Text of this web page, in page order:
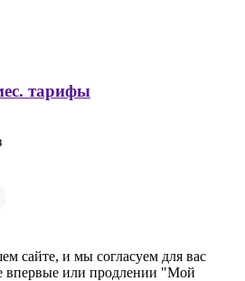
тарифы
сайте, и мы согласуем для вас
впервые или продлении "Мой